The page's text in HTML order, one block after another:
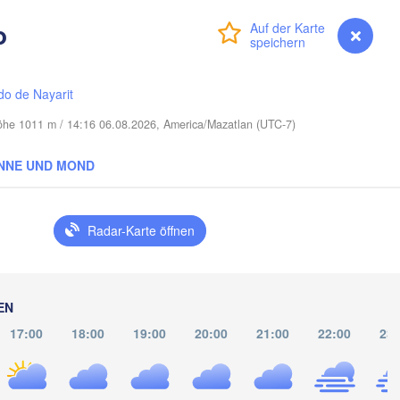
myVentusky Vorhersage
de Nayarit
1011 m / 14:16 06.08.2026, America/Mazatlan (UTC-7)
UND MOND
Radar-Karte öffnen
17:00 18:00 19:00 20:00 21:00 22:00